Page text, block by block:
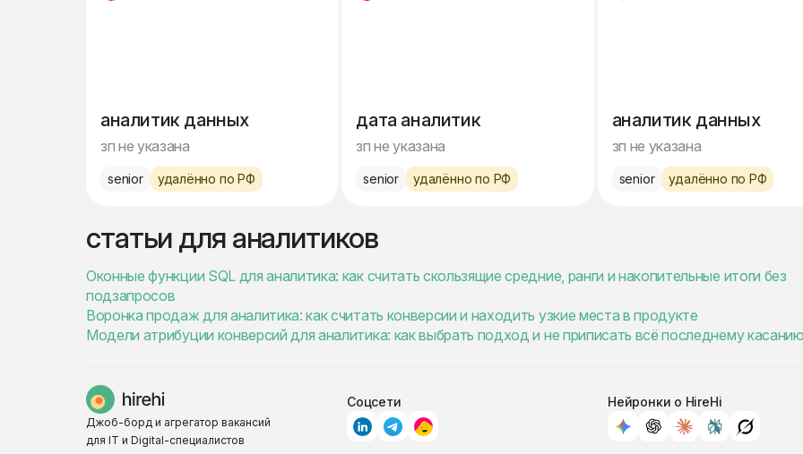
аналитик данных
зп не указана
senior удалённо по РФ
дата аналитик
зп не указана
senior удалённо по РФ
аналитик данных
зп не указана
senior удалённо по РФ
статьи для аналитиков
Оконные функции SQL для аналитика: как считать скользящие средние, ранги и накопительные итоги без
подзапросов
Воронка продаж для аналитика: как считать конверсии и находить узкие места в продукте
Модели атрибуции конверсий для аналитика: как выбрать подход и не приписать всё последнему
Джоб-борд и агрегатор вакансий
для IT и Digital-специалистов
Соцсети Нейронки о HireHi